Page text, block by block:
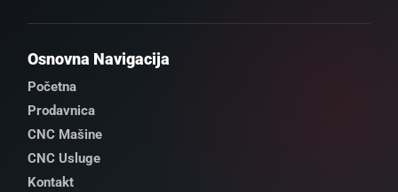
Osnovna Navigacija
Početna
Prodavnica
CNC Mašine
CNC Usluge
Kontakt